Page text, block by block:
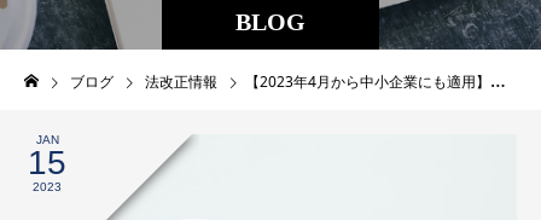
BLOG
ブログ 法改正情報 【2023年4月から中小企業にも適用】月60時間超の時間外労働の割増率引上げと実務対応とは？
JAN
15
2023